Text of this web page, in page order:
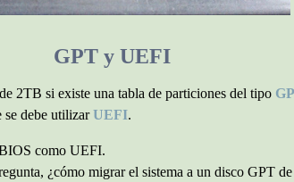
GPT y UEFI
2TB si existe una tabla de particiones del tipo
se debe utilizarUEFI.
como UEFI.
¿cómo migrar el sistema a un disco GPT